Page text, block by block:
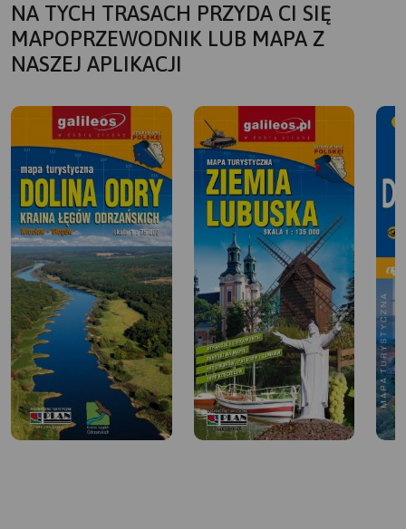
NA TYCH TRASACH PRZYDA CI SIĘ
MAPOPRZEWODNIK LUB MAPA Z
NASZEJ APLIKACJI